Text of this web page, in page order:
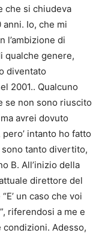
che si chiudeva
anni. Io, che mi
l’ambizione di
qualche genere,
diventato
2001.. Qualcuno
se non sono riuscito
avrei dovuto
intanto ho fatto
tanto divertito,
B. All’inizio della
direttore del
un caso che voi
riferendosi a me e
Adesso,